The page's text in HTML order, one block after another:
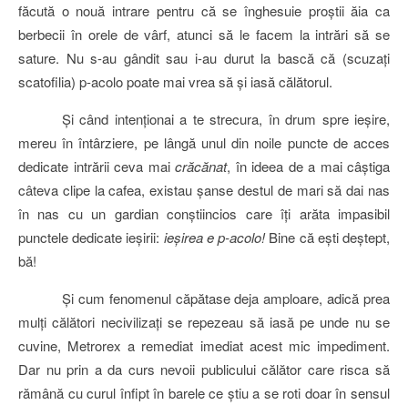
făcută o nouă intrare pentru că se înghesuie proştii ăia ca
berbecii în orele de vârf, atunci să le facem la intrări să se
sature. Nu s-au gândit sau i-au durut la bască că (scuzaţi
scatofilia) p-acolo poate mai vrea să şi iasă călătorul.
Şi când intenţionai a te strecura, în drum spre ieşire,
mereu în întârziere, pe lângă unul din noile puncte de acces
dedicate intrării ceva mai crăcănat, în ideea de a mai câştiga
câteva clipe la cafea, existau şanse destul de mari să dai nas
în nas cu un gardian conştiincios care îţi arăta impasibil
punctele dedicate ieşirii: ieşirea e p-acolo!Bine că eşti deştept,
bă!
Şi cum fenomenul căpătase deja amploare, adică prea
mulţi călători necivilizaţi se repezeau să iasă pe unde nu se
cuvine, Metrorex a remediat imediat acest mic impediment.
Dar nu prin a da curs nevoii publicului călător care risca să
rămână cu curul înfipt în barele ce ştiu a se roti doar în sensul